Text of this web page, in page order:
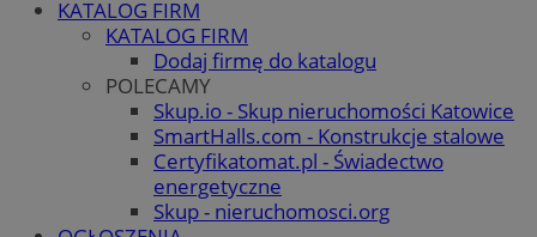
KATALOG FIRM
KATALOG FIRM
Dodaj firmę do katalogu
POLECAMY
Skup.io - Skup nieruchomości Katowice
SmartHalls.com - Konstrukcje stalowe
Certyfikatomat.pl - Świadectwo
energetyczne
Skup - nieruchomosci.org